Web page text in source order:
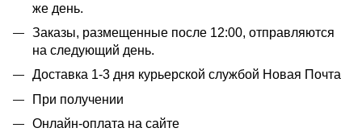
же день.
Заказы, размещенные после 12:00, отправляются
на следующий день.
Доставка 1-3 дня курьерской службой Новая Почта
При получении
Онлайн-оплата на сайте